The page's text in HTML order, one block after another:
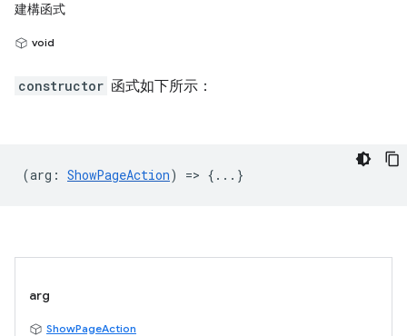
建構函式
void
constructor 函式如下所示：
(arg : ShowPageAction) => {...}
arg
ShowPageAction